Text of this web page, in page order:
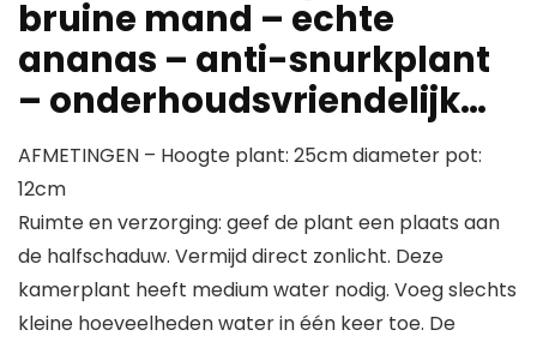
bruine mand – echte
ananas – anti-snurkplant
– onderhoudsvriendelijk…
AFMETINGEN – Hoogte plant: 25cm diameter pot:
12cm
Ruimte en verzorging: geef de plant een plaats aan
de halfschaduw. Vermijd direct zonlicht. Deze
kamerplant heeft medium water nodig. Voeg slechts
kleine hoeveelheden water in één keer toe. De